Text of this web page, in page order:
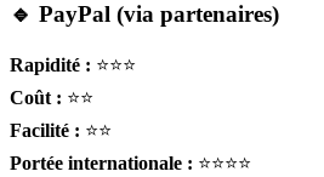
🔹 PayPal (via partenaires)
Rapidité : ⭐⭐⭐
Coût : ⭐⭐
Facilité : ⭐⭐
Portée internationale : ⭐⭐⭐⭐